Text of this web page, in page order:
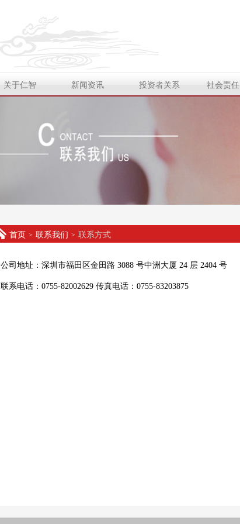
关于仁智 新闻资讯 投资者关系 社会责任
首页 联系我们 联系方式
公司地址：深圳市福田区金田路 3088 号中洲大厦 24 层 2404 号
联系电话： 0755-82002629 传真电话： 0755-83203875